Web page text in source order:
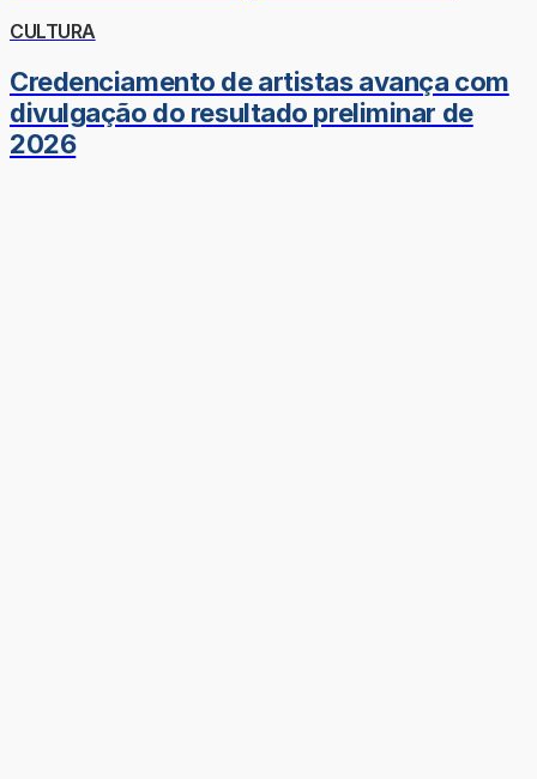
CULTURA
Credenciamento de artistas avança com
divulgação do resultado preliminar de
2026